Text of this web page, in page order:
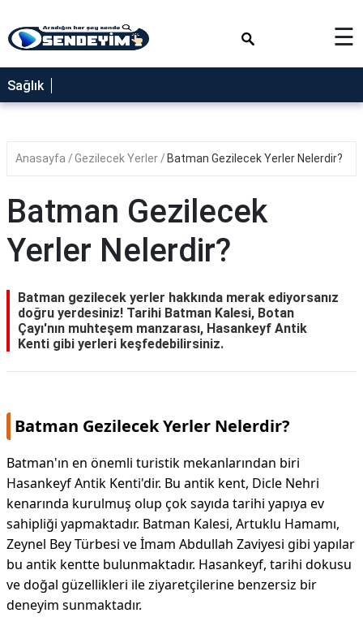
SAĞLIK
NEDİR
YEMEK
RÜYA
GEZİLECEK
BLOG
☰
Sağlık
Anasayfa Gezilecek Yerler Batman Gezilecek Yerler Nelerdir?
Batman Gezilecek
Yerler Nelerdir?
Batman gezilecek yerler hakkında merak ediyorsanız
doğru yerdesiniz! Tarihi Batman Kalesi, Botan
Çayı'nın muhteşem manzarası, Hasankeyf Antik
Kenti gibi yerleri keşfedebilirsiniz.
Batman Gezilecek Yerler Nelerdir?
Batman'ın en önemli turistik mekanlarından biri
Hasankeyf Antik Kenti'dir. Bu antik kent, Dicle Nehri
kenarında kurulmuş olup çok sayıda tarihi yapıya ev
sahipliği yapmaktadır. Batman Kalesi, Artuklu Hamamı,
Zeynel Bey Türbesi ve İmam Abdullah Zaviyesi gibi yapılar
bu antik kentte bulunmaktadır. Hasankeyf, tarihi dokusu
ve doğal güzellikleri ile ziyaretçilerine benzersiz bir
deneyim sunmaktadır.